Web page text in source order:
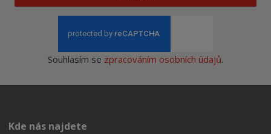
Souhlasím se zpracováním osobních údajů.
Kde nás najdete